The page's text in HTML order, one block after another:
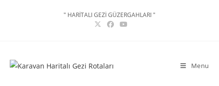
" HARİTALI GEZİ GÜZERGAHLARI "
Menu